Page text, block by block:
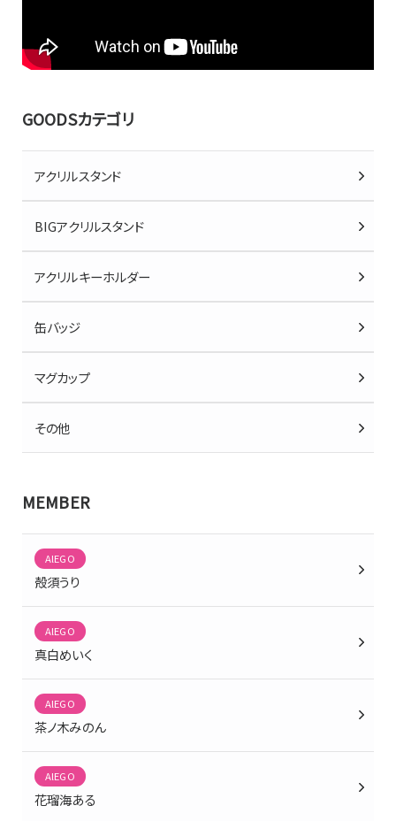
GOODSカテゴリ
アクリルスタンド
BIGアクリルスタンド
アクリルキーホルダー
缶バッジ
マグカップ
その他
MEMBER
AlEGO
殻須うり
AlEGO
真白めいく
AlEGO
茶ノ木みのん
AlEGO
花瑠海ある